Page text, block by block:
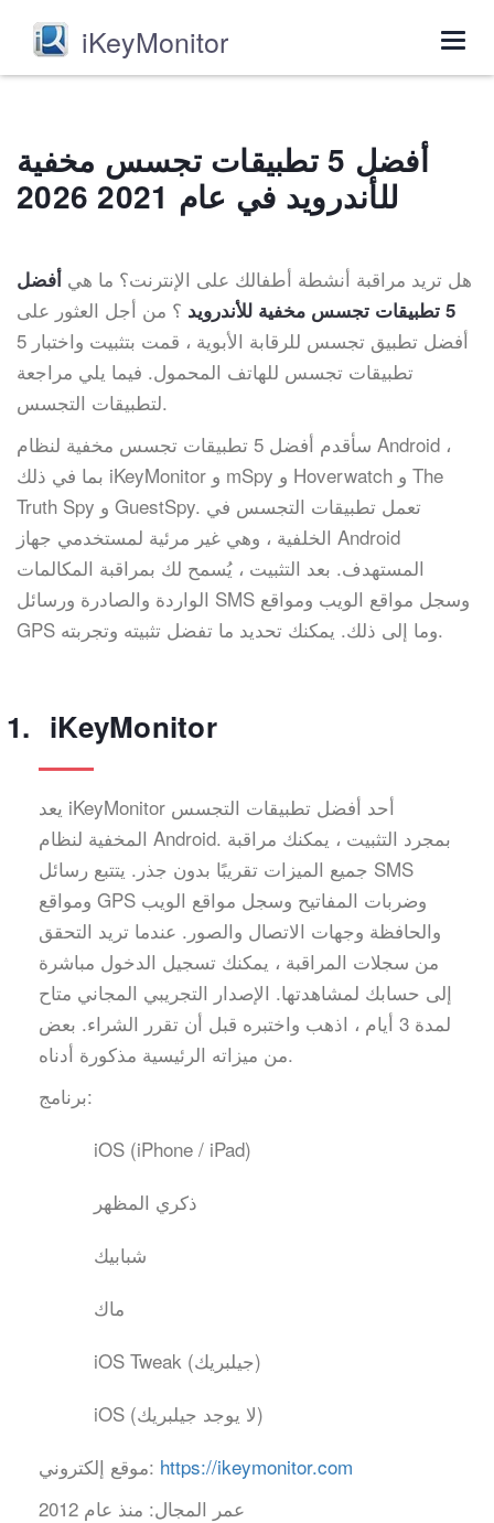
iKeyMonitor
أفضل 5 تطبيقات تجسس مخفية
للأندرويد في عام 2021 2026
هل تريد مراقبة أنشطة أطفالك على الإنترنت؟ ما هي أفضل
5 تطبيقات تجسس مخفية للأندرويد
؟ من أجل العثور على
أفضل تطبيق تجسس للرقابة الأبوية ، قمت بتثبيت واختبار 5
تطبيقات تجسس للهاتف المحمول. فيما يلي مراجعة
لتطبيقات التجسس.
سأقدم أفضل 5 تطبيقات تجسس مخفية لنظام Android ،
بما في ذلك iKeyMonitor و mSpy و Hoverwatch و The
Truth Spy و GuestSpy. تعمل تطبيقات التجسس في
الخلفية ، وهي غير مرئية لمستخدمي جهاز Android
المستهدف. بعد التثبيت ، يُسمح لك بمراقبة المكالمات
الواردة والصادرة ورسائل SMS وسجل مواقع الويب ومواقع
GPS وما إلى ذلك. يمكنك تحديد ما تفضل تثبيته وتجربته.
iKeyMonitor
يعد iKeyMonitor أحد أفضل تطبيقات التجسس
المخفية لنظام Android. بمجرد التثبيت ، يمكنك مراقبة
جميع الميزات تقريبًا بدون جذر. يتتبع رسائل SMS
ومواقع GPS وضربات المفاتيح وسجل مواقع الويب
والحافظة وجهات الاتصال والصور. عندما تريد التحقق
من سجلات المراقبة ، يمكنك تسجيل الدخول مباشرة
إلى حسابك لمشاهدتها. الإصدار التجريبي المجاني متاح
لمدة 3 أيام ، اذهب واختبره قبل أن تقرر الشراء. بعض
من ميزاته الرئيسية مذكورة أدناه.
برنامج:
iOS (iPhone / iPad)
ذكري المظهر
شبابيك
ماك
iOS Tweak (جيلبريك)
iOS (لا يوجد جيلبريك)
موقع إلكتروني: https://ikeymonitor.com
عمر المجال: منذ عام 2012